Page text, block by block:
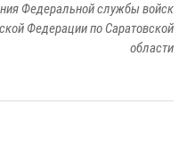
Федеральной службы войск
Федерации по Саратовской
области